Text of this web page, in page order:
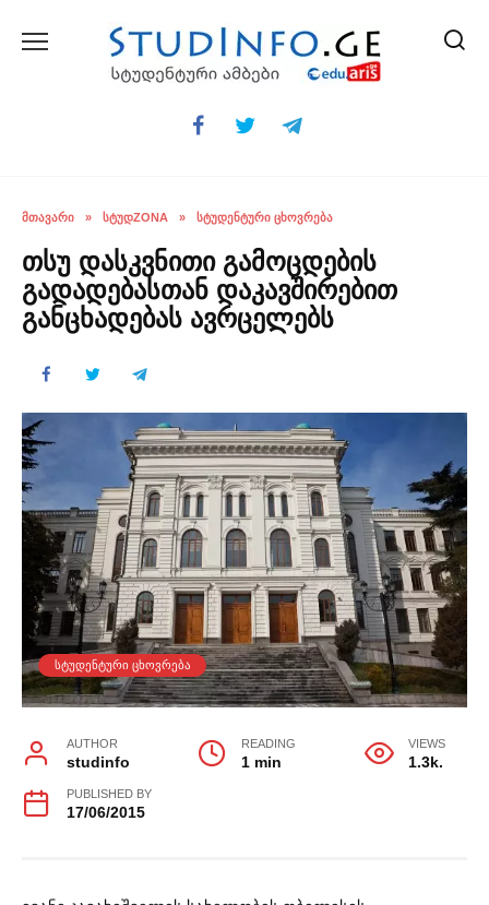
ᲛᲗᲐᲕᲐᲠᲘ » ᲡᲢᲣᲓZONA » ᲡᲢᲣᲓᲔᲜᲢᲣᲠᲘ ᲪᲮᲝᲕᲠᲔᲑᲐ
თსუ დასკვნითი გამოცდების
გადადებასთან დაკავშირებით
განცხადებას ავრცელებს
ᲡᲢᲣᲓᲔᲜᲢᲣᲠᲘ ᲪᲮᲝᲕᲠᲔᲑᲐ
AUTHOR
studinfo
READING
1 min
VIEWS
1.3k.
PUBLISHED BY
17/06/2015